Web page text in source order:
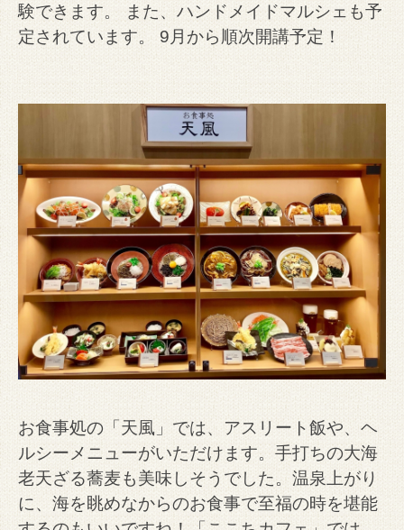
験できます。 また、ハンドメイドマルシェも予
定されています。 9月から順次開講予定！
お食事処の「天風」では、アスリート飯や、ヘ
ルシーメニューがいただけます。 手打ちの大海
老天ざる蕎麦も美味しそうでした。 温泉上がり
に、海を眺めなからのお食事で至福の時を堪能